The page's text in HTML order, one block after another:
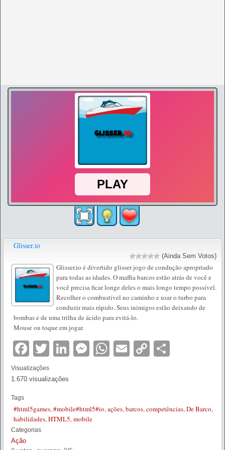
Glisser.io
(Ainda Sem Votos)
Glisser.io é divertido glisser jogo de condução apropriado
para todas as idades. O maffia barcos estão atrás de você e
você precisa ficar longe deles o mais longo tempo possível.
Recolher o combustível no caminho e usar o turbo para
conduzir mais rápido. Seus inimigos estão deixando de
bombas e de uma trilha de ácido para evitá-lo.
Mouse ou toque em jogar.
Facebook
Twitter
LinkedIn
Messenger
WhatsApp
Email
Copy
Visualizações
1.670 visualizações
Tags
#html5games, #mobile#html5#io, ações, barcos, competências, De Barco,
habilidades, HTML5, mobile
Categorias
Ação